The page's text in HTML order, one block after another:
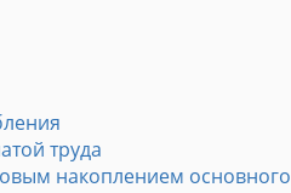
труда
накоплением основного